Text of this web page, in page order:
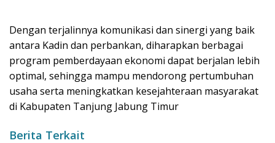
Dengan terjalinnya komunikasi dan sinergi yang baik
antara Kadin dan perbankan, diharapkan berbagai
program pemberdayaan ekonomi dapat berjalan lebih
optimal, sehingga mampu mendorong pertumbuhan
usaha serta meningkatkan kesejahteraan masyarakat
di Kabupaten Tanjung Jabung Timur
Berita Terkait